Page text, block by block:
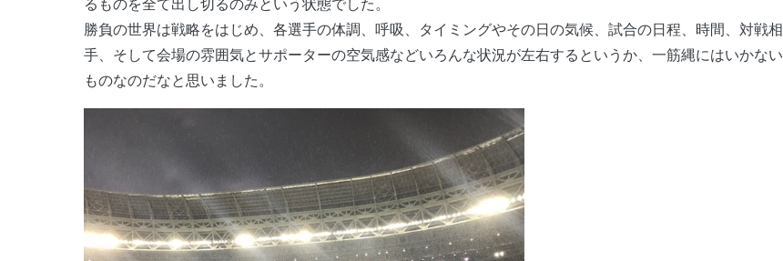
るものを全て出し切るのみという状態でした。
勝負の世界は戦略をはじめ、各選手の体調、呼吸、タイミングやその日の気候、試合の日程、時間、対戦相
手、そして会場の雰囲気とサポーターの空気感などいろんな状況が左右するというか、一筋縄にはいかない
ものなのだなと思いました。